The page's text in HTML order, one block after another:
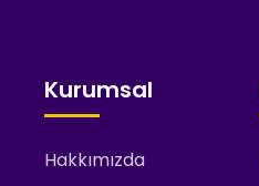
Kurumsal
Hakkımızda